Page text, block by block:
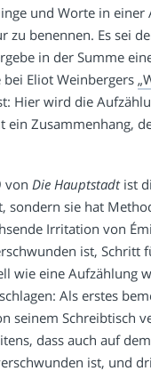
und Worte in einer
zu benennen. Es sei
in der Summe
Eliot Weinbergers
Hier wird die
ein Zusammenhang,
von Die Hauptstadtist
sondern sie hat
Irritation von
ist, Schritt
wie eine Aufzählung
Als erstes
seinem Schreibtisch
dass auch auf
ist, und